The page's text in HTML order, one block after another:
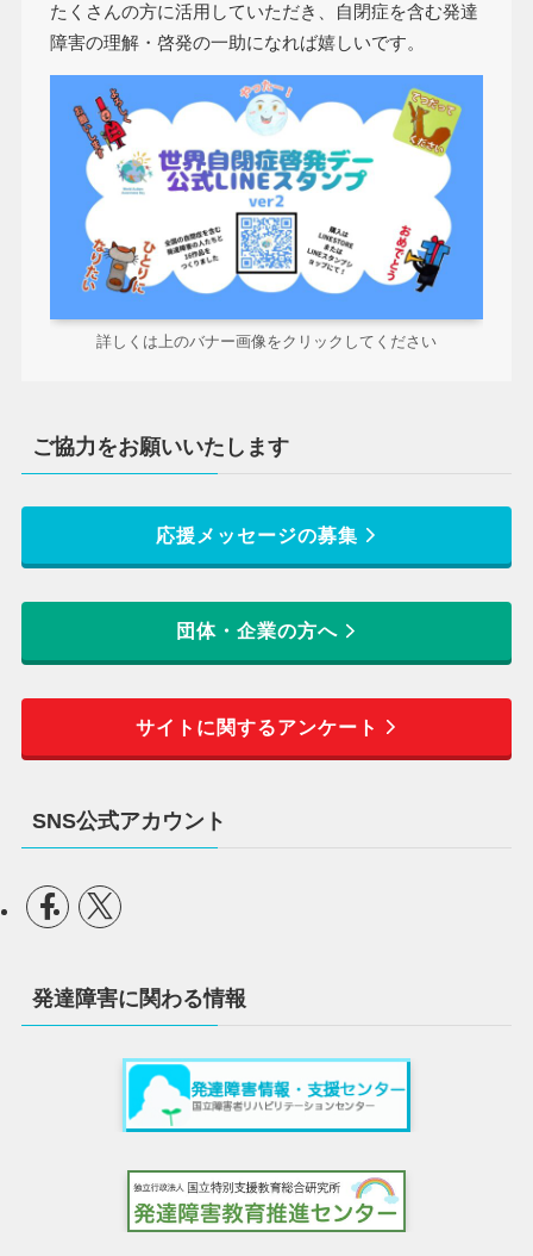
たくさんの方に活用していただき、自閉症を含む発達
障害の理解・啓発の一助になれば嬉しいです。
詳しくは上のバナー画像をクリックしてください
ご協力をお願いいたします
応援メッセージの募集
団体・企業の方へ
サイトに関するアンケート
SNS公式アカウント
発達障害に関わる情報